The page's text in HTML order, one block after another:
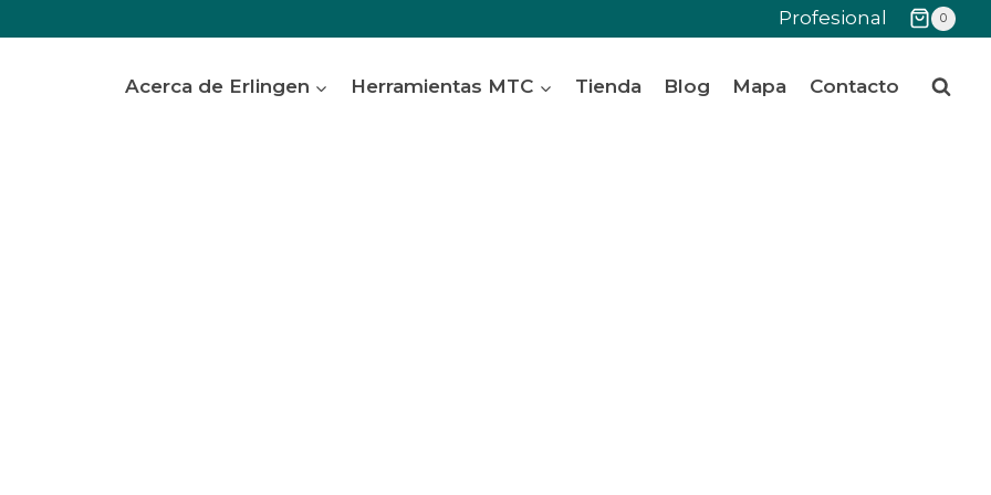
Profesional 0
Acerca de Erlingen Herramientas MTC Tienda Blog Mapa Contacto